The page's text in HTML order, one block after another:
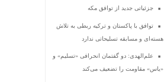
جزئیاتی جدید از توافق مکه
توافق با پاکستان و ترکیه ربطی به تلاش
هسته‌ای و مسابقه تسلیحاتی ندارد
علم‌الهدی: دو گفتمان انحرافی «تسلیم» و
«یاس» مقاومت را تضعیف می‌کند